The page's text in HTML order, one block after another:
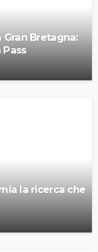
Bretagna:
la ricerca che